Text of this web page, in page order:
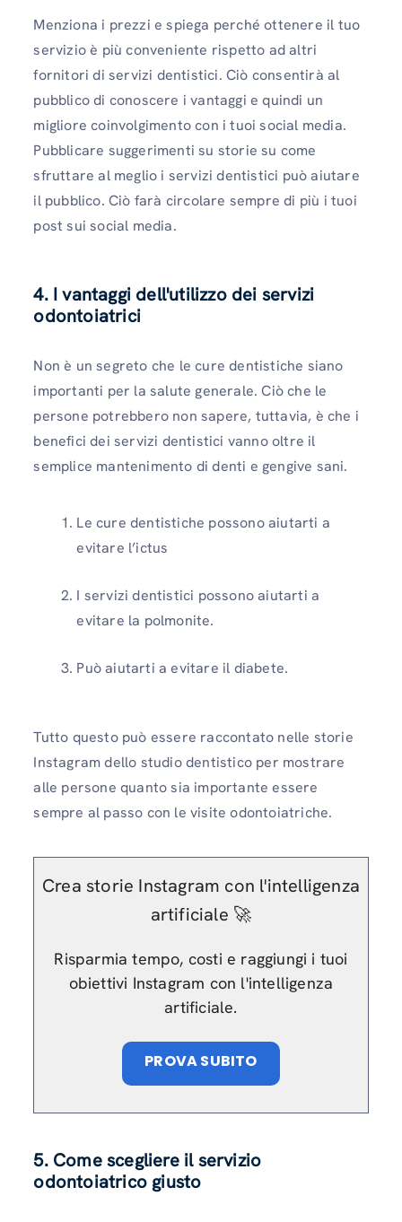
Menziona i prezzi e spiega perché ottenere il tuo
servizio è più conveniente rispetto ad altri
fornitori di servizi dentistici. Ciò consentirà al
pubblico di conoscere i vantaggi e quindi un
migliore coinvolgimento con i tuoi social media.
Pubblicare suggerimenti su storie su come
sfruttare al meglio i servizi dentistici può aiutare
il pubblico. Ciò farà circolare sempre di più i tuoi
post sui social media.
4. I vantaggi dell'utilizzo dei servizi
odontoiatrici
Non è un segreto che le cure dentistiche siano
importanti per la salute generale. Ciò che le
persone potrebbero non sapere, tuttavia, è che i
benefici dei servizi dentistici vanno oltre il
semplice mantenimento di denti e gengive sani.
Le cure dentistiche possono aiutarti a
evitare l’ictus
I servizi dentistici possono aiutarti a
evitare la polmonite.
Può aiutarti a evitare il diabete.
Tutto questo può essere raccontato nelle storie
Instagram dello studio dentistico per mostrare
alle persone quanto sia importante essere
sempre al passo con le visite odontoiatriche.
Crea storie Instagram con l'intelligenza
artificiale 🚀
Risparmia tempo, costi e raggiungi i tuoi
obiettivi Instagram con l'intelligenza
artificiale.
PROVA SUBITO
5. Come scegliere il servizio
odontoiatrico giusto